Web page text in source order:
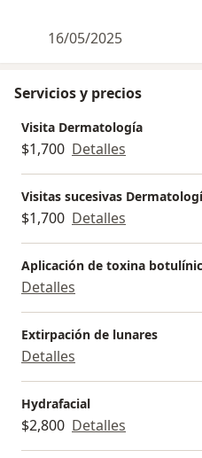
16/05/2025
Servicios y precios
Visita Dermatología
$1,700 Detalles
Visitas sucesivas
$1,700 Detalles
Aplicación de toxina
Detalles
Extirpación de lunares
Detalles
Hydrafacial
$2,800 Detalles